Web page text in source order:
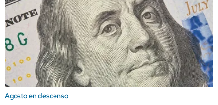
Agosto en descenso